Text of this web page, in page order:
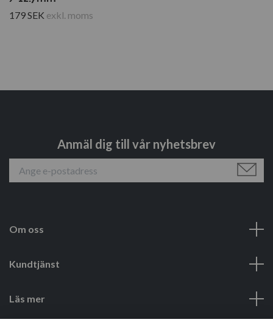
179 SEK exkl. moms
Anmäl dig till vår nyhetsbrev
Om oss
Kundtjänst
Läs mer